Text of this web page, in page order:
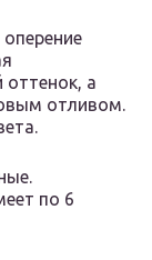
а
отливом.
по 6